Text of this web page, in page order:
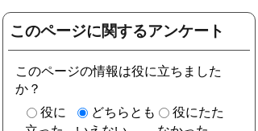
このページに関するアンケート
このページの情報は役に立ちました
か？
役に
どちらとも
役にたた